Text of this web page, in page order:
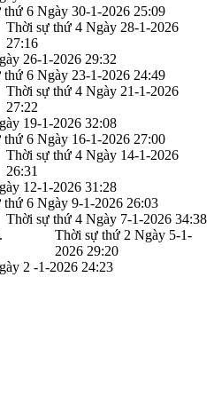
thứ 6 Ngày 30-1-2026 25:09
Thời sự thứ 4 Ngày 28-1-2026
27:16
26-1-2026 29:32
thứ 6 Ngày 23-1-2026 24:49
Thời sự thứ 4 Ngày 21-1-2026
27:22
19-1-2026 32:08
thứ 6 Ngày 16-1-2026 27:00
Thời sự thứ 4 Ngày 14-1-2026
26:31
12-1-2026 31:28
thứ 6 Ngày 9-1-2026 26:03
Thời sự thứ 4 Ngày 7-1-2026 34:38
Thời sự thứ 2 Ngày 5-1-
2026 29:20
2 -1-2026 24:23